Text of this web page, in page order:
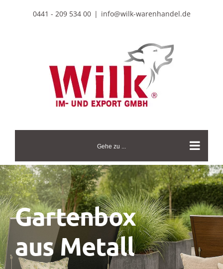
0441 - 209 534 00 | info@wilk-warenhandel.de
Gehe zu ...
Gartenbox
aus Metall